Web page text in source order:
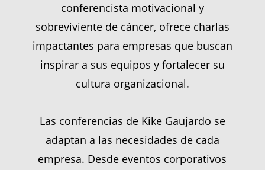
conferencista motivacional y
sobreviviente de cáncer, ofrece charlas
impactantes para empresas que buscan
inspirar a sus equipos y fortalecer su
cultura organizacional.
Las conferencias de Kike Gaujardo se
adaptan a las necesidades de cada
empresa. Desde eventos corporativos